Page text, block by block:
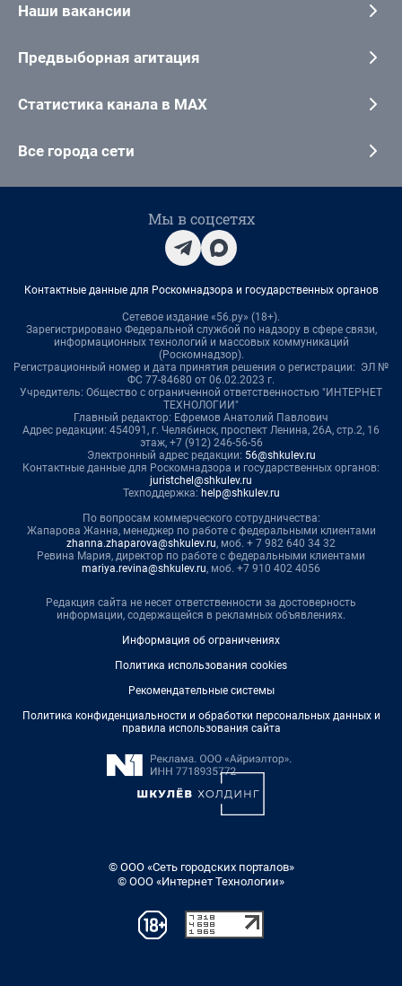
Наши вакансии
Предвыборная агитация
Статистика канала в MAX
Все города сети
Мы в соцсетях
Контактные данные для Роскомнадзора и государственных органов
Сетевое издание «56.ру» (18+).
Зарегистрировано Федеральной службой по надзору в сфере связи,
информационных технологий и массовых коммуникаций
(Роскомнадзор).
Регистрационный номер и дата принятия решения о регистрации: ЭЛ №
ФС 77-84680 от 06.02.2023 г.
Учредитель: Общество с ограниченной ответственностью "ИНТЕРНЕТ
ТЕХНОЛОГИИ"
Главный редактор: Ефремов Анатолий Павлович
Адрес редакции: 454091, г. Челябинск, проспект Ленина, 26А, стр.2, 16
этаж, +7 (912) 246-56-56
Электронный адрес редакции: 56@shkulev.ru
Контактные данные для Роскомнадзора и государственных органов:
juristchel@shkulev.ru
Техподдержка: help@shkulev.ru
По вопросам коммерческого сотрудничества:
Жапарова Жанна, менеджер по работе с федеральными клиентами
zhanna.zhaparova@shkulev.ru, моб. + 7 982 640 34 32
Ревина Мария, директор по работе с федеральными клиентами
mariya.revina@shkulev.ru, моб. +7 910 402 4056
Редакция сайта не несет ответственности за достоверность
информации, содержащейся в рекламных объявлениях.
Информация об ограничениях
Политика использования cookies
Рекомендательные системы
Политика конфиденциальности и обработки персональных данных и
правила использования сайта
© ООО «Сеть городских порталов»
© ООО «Интернет Технологии»